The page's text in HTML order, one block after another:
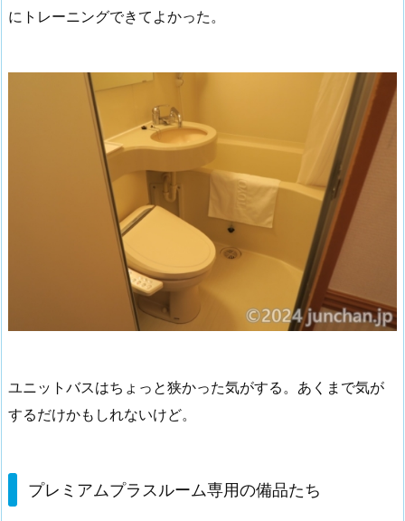
にトレーニングできてよかった。
ユニットバスはちょっと狭かった気がする。あくまで気が
するだけかもしれないけど。
プレミアムプラスルーム専用の備品たち